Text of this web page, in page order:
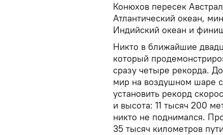
Конюхов пересек
Атлантический океан,
Индийский океан и
Никто в ближайшие
который
сразу четыре рекорда.
мир на воздушном шаре
установить рекорд
и высота: 11 тысяч 200
никто не поднимался.
35 тысяч километров